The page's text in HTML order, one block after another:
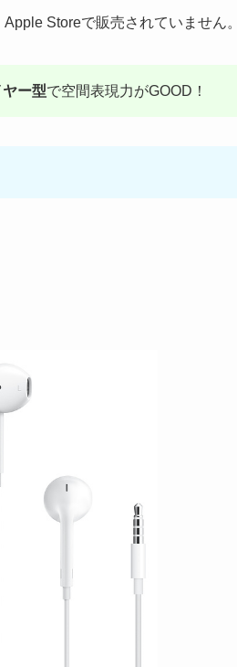
Storeで販売されていません。
ー型で空間表現力がGOOD！